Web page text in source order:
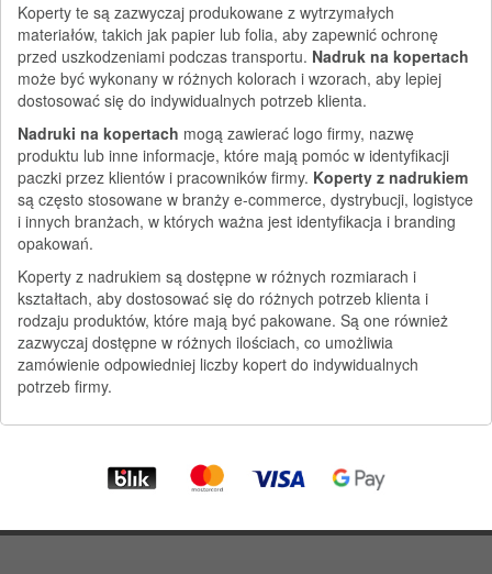
Koperty te są zazwyczaj produkowane z wytrzymałych
materiałów, takich jak papier lub folia, aby zapewnić ochronę
przed uszkodzeniami podczas transportu. Nadruk na kopertach
może być wykonany w różnych kolorach i wzorach, aby lepiej
dostosować się do indywidualnych potrzeb klienta.
Nadruki na kopertach mogą zawierać logo firmy, nazwę
produktu lub inne informacje, które mają pomóc w identyfikacji
paczki przez klientów i pracowników firmy. Koperty z nadrukiem
są często stosowane w branży e-commerce, dystrybucji, logistyce
i innych branżach, w których ważna jest identyfikacja i branding
opakowań.
Koperty z nadrukiem są dostępne w różnych rozmiarach i
kształtach, aby dostosować się do różnych potrzeb klienta i
rodzaju produktów, które mają być pakowane. Są one również
zazwyczaj dostępne w różnych ilościach, co umożliwia
zamówienie odpowiedniej liczby kopert do indywidualnych
potrzeb firmy.